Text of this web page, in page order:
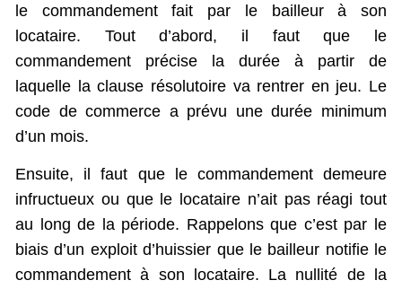
le commandement fait par le bailleur à son
locataire. Tout d’abord, il faut que le
commandement précise la durée à partir de
laquelle la clause résolutoire va rentrer en jeu. Le
code de commerce a prévu une durée minimum
d’un mois.
Ensuite, il faut que le commandement demeure
infructueux ou que le locataire n’ait pas réagi tout
au long de la période. Rappelons que c’est par le
biais d’un exploit d’huissier que le bailleur notifie le
commandement à son locataire. La nullité de la